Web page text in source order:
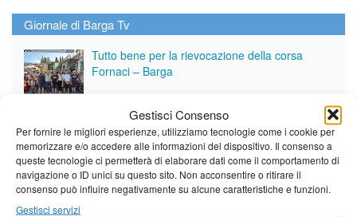
Gestisci Consenso
Per fornire le migliori esperienze, utilizziamo tecnologie come i cookie per
memorizzare e/o accedere alle informazioni del dispositivo. Il consenso a
queste tecnologie ci permetterà di elaborare dati come il comportamento di
navigazione o ID unici su questo sito. Non acconsentire o ritirare il
consenso può influire negativamente su alcune caratteristiche e funzioni.
Gestisci servizi
Giornale di Barga Tv
Tutto bene per la rievocazione della corsa
Fornaci – Barga
Per le vie di Barga la solenne processione
dedicata al patrono
Partite le Piazzette 2026